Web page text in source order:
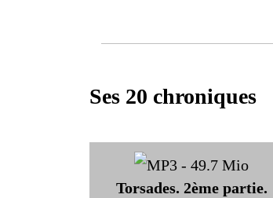
Ses 20 chroniques
Torsades. 2ème partie.